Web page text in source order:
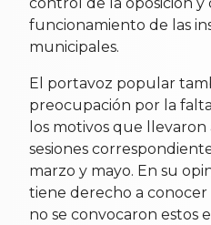
funcionamiento de las
municipales.
El portavoz popular
preocupación por la
los motivos que llevaron
sesiones
marzo y mayo. En su
tiene derecho a conocer
no se convocaron estos